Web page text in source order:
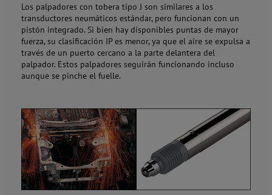
Los palpadores con tobera tipo J son similares a los
transductores neumáticos estándar, pero funcionan con un
pistón integrado. Si bien hay disponibles puntas de mayor
fuerza, su clasificación IP es menor, ya que el aire se expulsa a
través de un puerto cercano a la parte delantera del
palpador. Estos palpadores seguirán funcionando incluso
aunque se pinche el fuelle.